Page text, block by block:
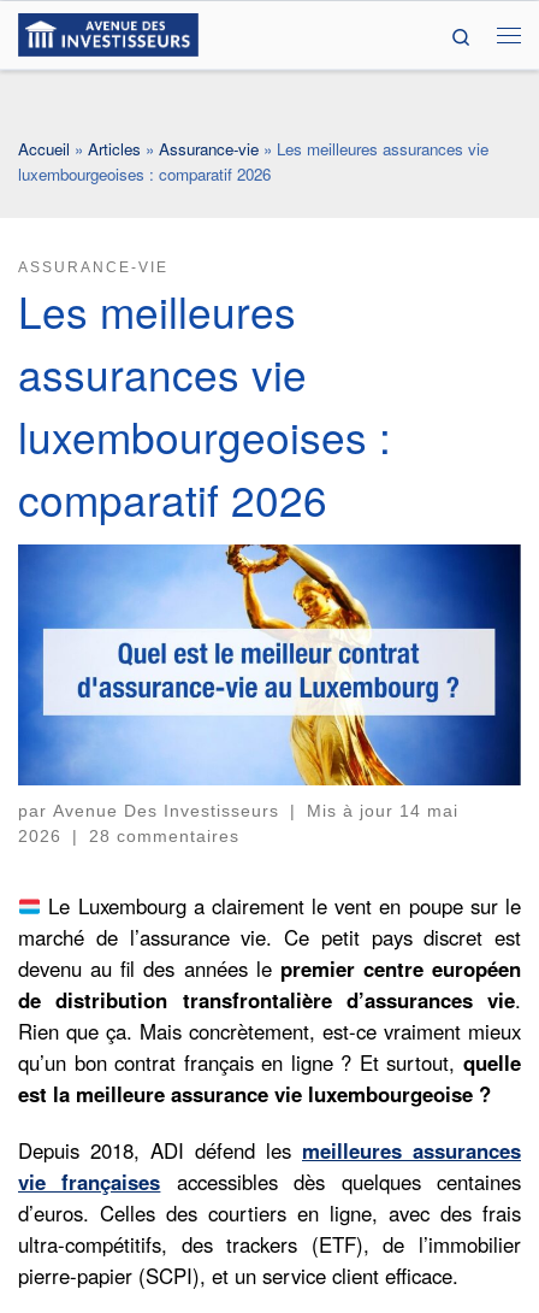
Passer au contenu
Search
Accueil » Articles » Assurance-vie » Les meilleures assurances vie
luxembourgeoises : comparatif 2026
ASSURANCE-VIE
Les meilleures
assurances vie
luxembourgeoises :
comparatif 2026
par Avenue Des Investisseurs | Mis à jour 14 mai
2026
| 28 commentaires
Le Luxembourg a clairement le vent en poupe sur le
marché de l’assurance vie. Ce petit pays discret est
devenu au fil des années le premier centre européen
de distribution transfrontalière d’assurances vie.
Rien que ça. Mais concrètement, est-ce vraiment mieux
qu’un bon contrat français en ligne ? Et surtout, quelle
est la meilleure assurance vie luxembourgeoise ?
Depuis 2018, ADI défend les meilleures assurances
vie françaises accessibles dès quelques centaines
d’euros. Celles des courtiers en ligne, avec des frais
ultra-compétitifs, des trackers (ETF), de l’immobilier
pierre-papier (SCPI), et un service client efficace.